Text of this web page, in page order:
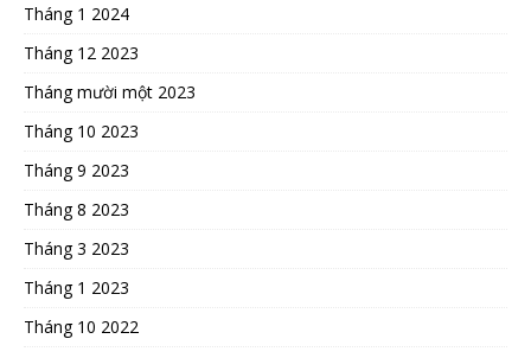
Tháng 1 2024
Tháng 12 2023
Tháng mười một 2023
Tháng 10 2023
Tháng 9 2023
Tháng 8 2023
Tháng 3 2023
Tháng 1 2023
Tháng 10 2022